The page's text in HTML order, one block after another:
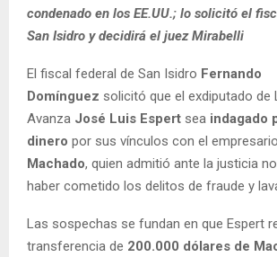
condenado en los EE.UU.; lo solicitó el
San Isidro y decidirá el juez Mirabelli
El fiscal federal de San Isidro Fernando
Domínguez solicitó que el exdiputado de
Avanza José Luis Espert sea indagado
dinero por sus vínculos con el empresario
Machado, quien admitió ante la justicia
haber cometido los delitos de fraude y
Las sospechas se fundan en que Espert
transferencia de 200.000 dólares de